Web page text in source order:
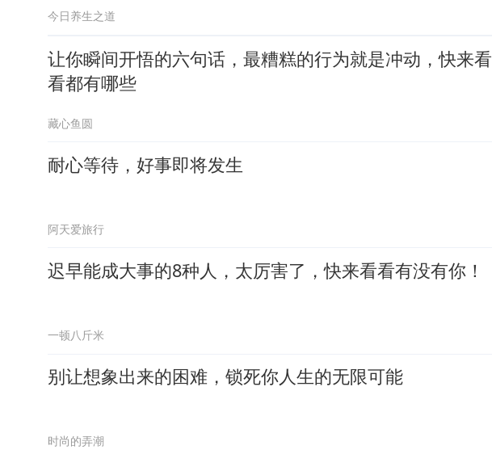
今日养生之道
让你瞬间开悟的六句话，最糟糕的行为就是冲动，快来看
看都有哪些
藏心鱼圆
耐心等待，好事即将发生
阿天爱旅行
迟早能成大事的8种人，太厉害了，快来看看有没有你！
一顿八斤米
别让想象出来的困难，锁死你人生的无限可能
时尚的弄潮